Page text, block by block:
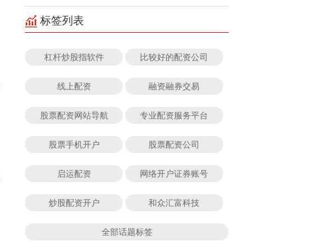
标签列表
杠杆炒股指软件 比较好的配资公司
线上配资 融资融券交易
股票配资网站导航 专业配资服务平台
股票手机开户 股票配资公司
启运配资 网络开户证券账号
炒股配资开户 和众汇富科技
全部话题标签